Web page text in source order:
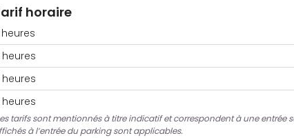
horaire
heures
heures
heures
tarifs sont mentionnés à titre indicatif et correspondent à une entrée
à l’entrée du parking sont applicables.